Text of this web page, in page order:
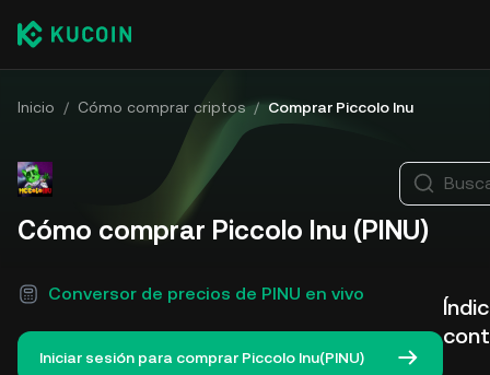
Inicio / Cómo comprar criptos / Comprar Piccolo Inu
Cómo comprar Piccolo Inu (PINU)
Conversor de precios de PINU en vivo
Iniciar sesión para comprar Piccolo Inu(PINU)